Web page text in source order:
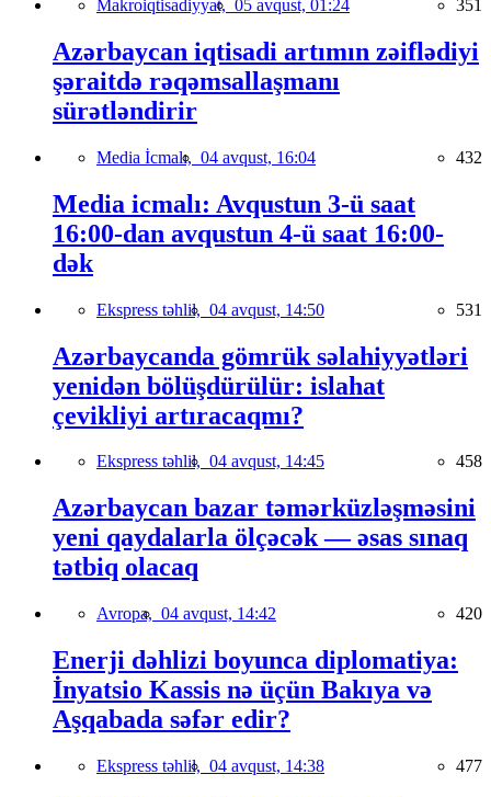
Makroiqtisadiyyat, 05 avqust, 01:24 351
Azərbaycan iqtisadi artımın zəiflədiyi
şəraitdə rəqəmsallaşmanı
sürətləndirir
Media İcmalı, 04 avqust, 16:04 432
Media icmalı: Avqustun 3-ü saat
16:00-dan avqustun 4-ü saat 16:00-
dək
Ekspress təhlil, 04 avqust, 14:50 531
Azərbaycanda gömrük səlahiyyətləri
yenidən bölüşdürülür: islahat
çevikliyi artıracaqmı?
Ekspress təhlil, 04 avqust, 14:45 458
Azərbaycan bazar təmərküzləşməsini
yeni qaydalarla ölçəcək — əsas sınaq
tətbiq olacaq
Avropa, 04 avqust, 14:42 420
Enerji dəhlizi boyunca diplomatiya:
İnyatsio Kassis nə üçün Bakıya və
Aşqabada səfər edir?
Ekspress təhlil, 04 avqust, 14:38 477